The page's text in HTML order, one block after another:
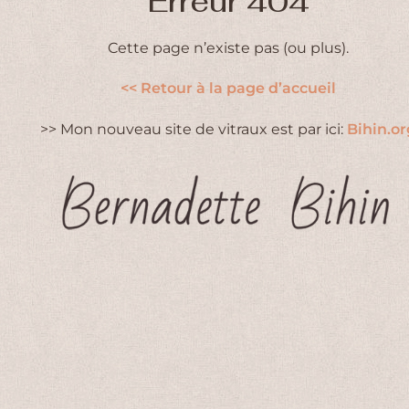
Cette page n’existe pas (ou plus).
<< Retour à la page d’accueil
>> Mon nouveau site de vitraux est par ici: